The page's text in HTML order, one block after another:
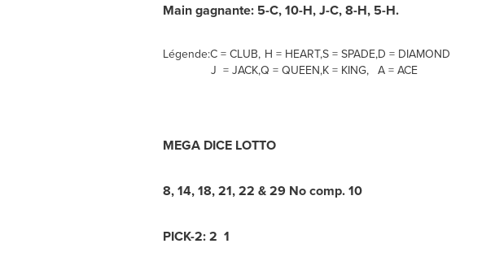
Main gagnante: 5-C, 10-H, J-C, 8-H, 5-H.
Légende:C = CLUB,
J = JACK,
H = HEART,
Q = QUEEN,
S = SPADE,
K = KING,
D = DIAMOND
A = ACE
MEGA DICE LOTTO
8, 14, 18, 21, 22 & 29 No comp. 10
PICK-2: 2 1